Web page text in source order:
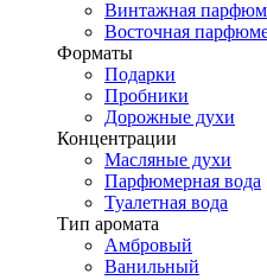
Винтажная
Восточная
Форматы
Подарки
Пробники
Дорожные духи
Концентрации
Масляные духи
Парфюмерная вода
Туалетная вода
Тип аромата
Амбровый
Ванильный